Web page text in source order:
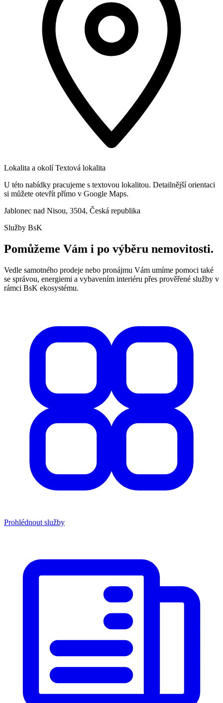
Lokalita a okolí Textová lokalita
U této nabídky pracujeme s textovou lokalitou. Detailnější orientaci
si můžete otevřít přímo v Google Maps.
Jablonec nad Nisou, 3504, Česká republika
Služby BsK
Pomůžeme Vám i po výběru nemovitosti.
Vedle samotného prodeje nebo pronájmu Vám umíme pomoci také
se správou, energiemi a vybavením interiéru přes prověřené služby v
rámci BsK ekosystému.
Prohlédnout služby